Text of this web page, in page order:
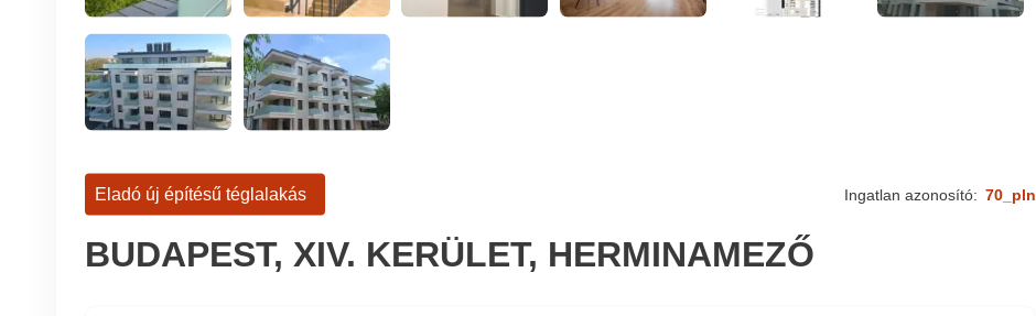
Eladó új építésű téglalakás Ingatlan azonosító: 70_pln
BUDAPEST, XIV. KERÜLET, HERMINAMEZŐ